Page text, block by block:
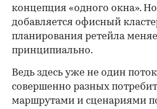
концепция «одного окна».
добавляется офисный
планирования ретейла
принципиально.
Ведь здесь уже не один
совершенно разных
маршрутами и сценариями